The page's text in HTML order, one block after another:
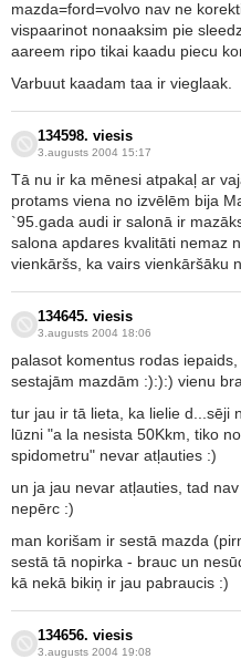
mazda=ford=volvo nav ne
vispaarinot nonaaksim pie
aareem ripo tikai kaadu piecu
Varbuut kaadam taa ir vieglaak.
134598. viesis
3.augusts 2004 15:17
Tā nu ir ka mēnesi atpakaļ ar
protams viena no izvēlēm bija
`95.gada audi ir salonā ir
salona apdares kvalitāti nemaz
vienkāršs, ka vairs vienkāršāku
134645. viesis
3.augusts 2004 18:06
palasot komentus rodas
sestajām mazdām :):):) vienu
tur jau ir tā lieta, ka lielie d...sēji
lūzni "a la nesista 50Kkm, tiko
spidometru" nevar atļauties :)
un ja jau nevar atļauties, tad
nepērc :)
man korišam ir sestā mazda
sestā tā nopirka - brauc un
kā nekā bikiņ ir jau pabraucis :)
134656. viesis
3.augusts 2004 19:08